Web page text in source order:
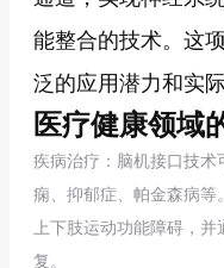
能整合的技术。这
泛的应用潜力和实际
医疗健康领域
疾病治疗：脑机接口技
痫、抑郁症、帕金森病
上下肢运动功能障碍，
复。